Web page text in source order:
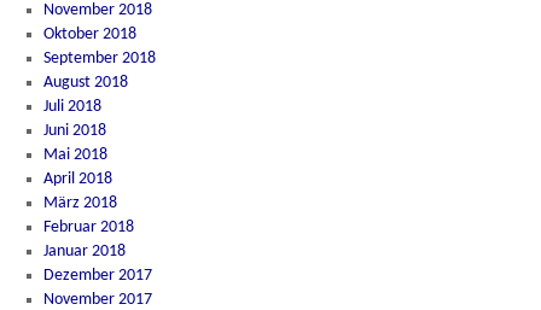
November 2018
Oktober 2018
September 2018
August 2018
Juli 2018
Juni 2018
Mai 2018
April 2018
März 2018
Februar 2018
Januar 2018
Dezember 2017
November 2017